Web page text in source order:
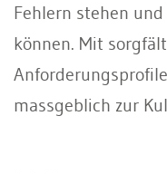
Fehlern stehen
können. Mit
massgeblich zur